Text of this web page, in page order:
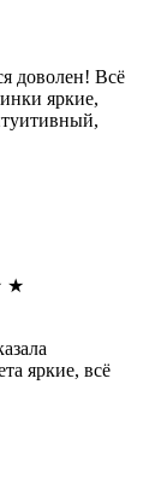
доволен! Всё
яркие,
★
яркие, всё